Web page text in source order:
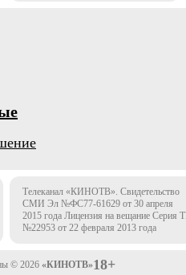
Телеканал «КИНОТВ». Свидетельство
СМИ Эл №ФС77-61629 от 30 апреля
2015 года Лицензия на вещание Серия
№22953 от 22 февраля 2013 года
© 2026 «КИНОТВ»18+